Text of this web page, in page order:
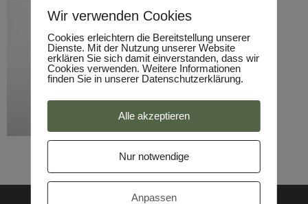
Wir verwenden Cookies
Cookies erleichtern die Bereitstellung unserer
Dienste. Mit der Nutzung unserer Website
erklären Sie sich damit einverstanden, dass wir
Cookies verwenden. Weitere Informationen
finden Sie in unserer Datenschutzerklärung.
Alle akzeptieren
Nur notwendige
Anpassen